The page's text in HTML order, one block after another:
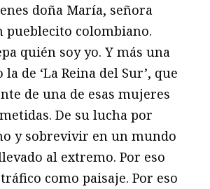
doña María, señora
pueblecito colombiano.
quién soy yo. Y más una
de ‘La Reina del Sur’, que
de una de esas mujeres
De su lucha por
y sobrevivir en un mundo
al extremo. Por eso
como paisaje. Por eso